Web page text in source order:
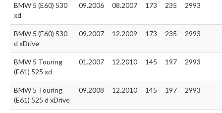
BMW 5 (E60) 530
xd
09.2006 08.2007 173 235 2993
BMW 5 (E60) 530
d xDrive
09.2007 12.2009 173 235 2993
BMW 5 Touring
(E61) 525 xd
01.2007 12.2010 145 197 2993
BMW 5 Touring
(E61) 525 d xDrive
09.2008 12.2010 145 197 2993